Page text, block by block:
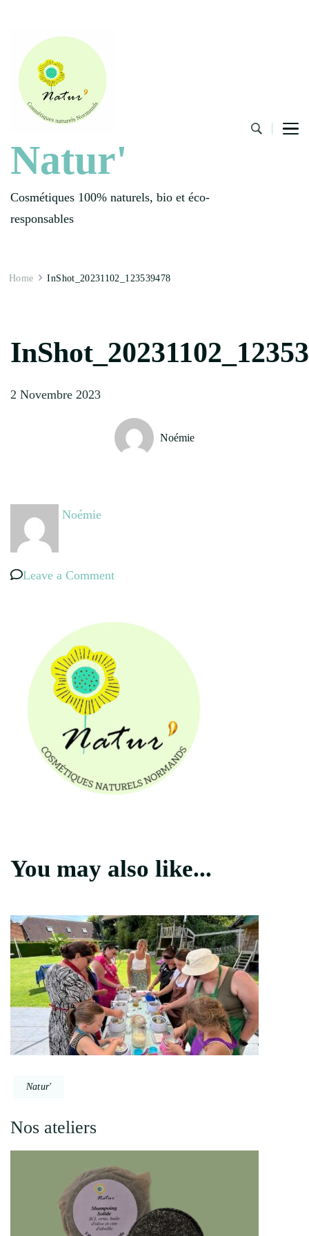
Natur'
Cosmétiques 100% naturels, bio et éco-
responsables
Home InShot_20231102_123539478
2 Novembre 2023
Noémie
Noémie
Leave a Commenton
You may also like...
Natur'
Nos ateliers